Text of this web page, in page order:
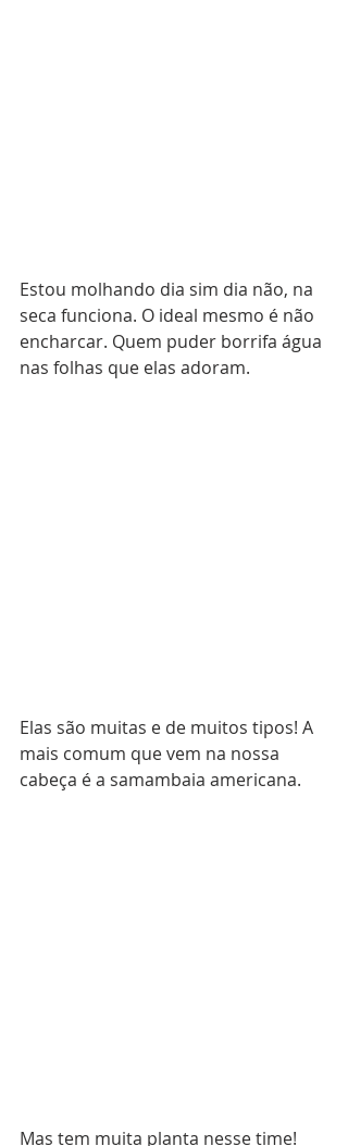
Estou molhando dia sim dia não, na
seca funciona. O ideal mesmo é não
encharcar. Quem puder borrifa água
nas folhas que elas adoram.
Elas são muitas e de muitos tipos! A
mais comum que vem na nossa
cabeça é a samambaia americana.
Mas tem muita planta nesse time!